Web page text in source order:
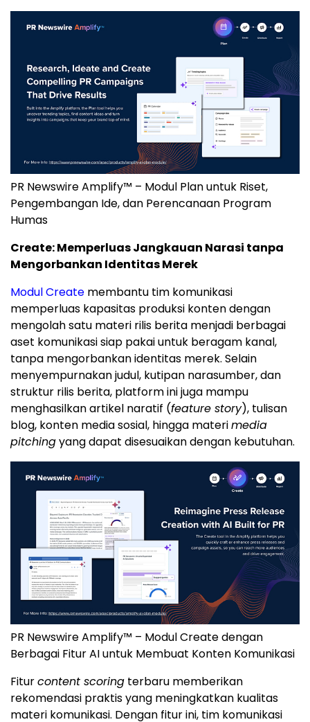
PR Newswire Amplify™ – Modul Plan untuk Riset,
Pengembangan Ide, dan Perencanaan Program
Humas
Create: Memperluas Jangkauan Narasi tanpa
Mengorbankan Identitas Merek
Modul Create membantu tim komunikasi
memperluas kapasitas produksi konten dengan
mengolah satu materi rilis berita menjadi berbagai
aset komunikasi siap pakai untuk beragam kanal,
tanpa mengorbankan identitas merek. Selain
menyempurnakan judul, kutipan narasumber, dan
struktur rilis berita, platform ini juga mampu
menghasilkan artikel naratif (feature story), tulisan
blog, konten media sosial, hingga materimedia
pitchingyang dapat disesuaikan dengan kebutuhan.
PR Newswire Amplify™ – Modul Create dengan
Berbagai Fitur AI untuk Membuat Konten Komunikasi
Fiturcontent scoring terbaru memberikan
rekomendasi praktis yang meningkatkan kualitas
materi komunikasi. Dengan fitur ini, tim komunikasi